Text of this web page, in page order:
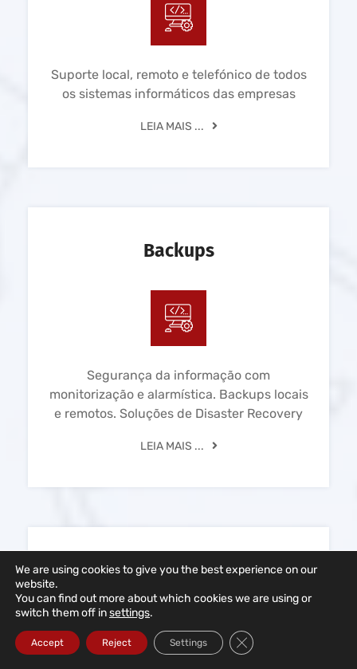
Suporte local, remoto e telefónico de todos
os sistemas informáticos das empresas
LEIA MAIS ...
Backups
Segurança da informação com
monitorização e alarmística. Backups locais
e remotos. Soluções de Disaster Recovery
LEIA MAIS ...
Redes Informáticas
We are using cookies to give you the best experience on our
website.
You can find out more about which cookies we are using or
switch them off insettings.
Accept Reject Settings Close GDPR Cookie